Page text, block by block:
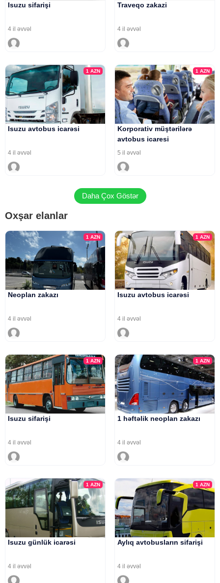
Isuzu sifarişi
4 il əvvəl
Traveqo zakazi
4 il əvvəl
1AZN
Isuzu avtobus icarəsi
4 il əvvəl
1 AZN
Korporativ müştərilərə
avtobus icaresi
5 il əvvəl
Daha Çox Göstər
Oxşar elanlar
1AZN
Neoplan zakazı
4 il əvvəl
1 AZN
Isuzu avtobus icarəsi
4 il əvvəl
1AZN
Isuzu sifarişi
4 il əvvəl
1 AZN
1 həftəlik neoplan zakazı
4 il əvvəl
1AZN
Isuzu günlük icarəsi
4 il əvvəl
1 AZN
Aylıq avtobusların sifarişi
4 il əvvəl